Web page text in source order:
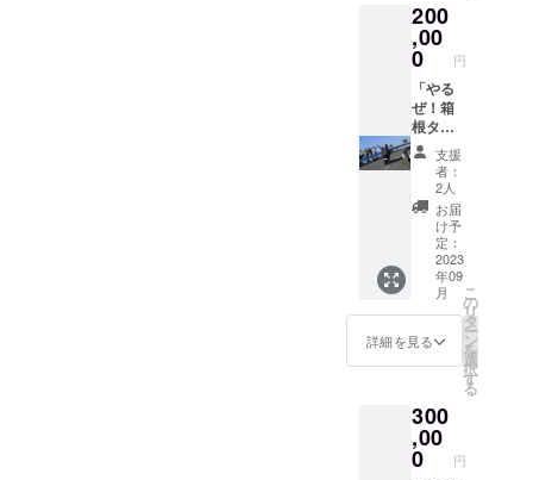
360ml
材質：
ステン
レス T
シャツ
（2023
年SSP
限定ロ
ゴ入
り） ナ
イロン
素材
S・M・
XL・
XXLの5
サイズ
展開 生
現在デ
ザイン
中のた
め、写
ひ！ ※
イベン
ト日程
は後日
決まり
ます ※
ハン
ディ
キャッ
プがあ
る方は
SSP事
務局を
通して
申し込
み後、
ご参加
となり
ますの
でご了
さい
オート
バイは
イメー
ターと
して、
１日私
たちと
一緒に
サイド
スタン
ドプロ
ジェク
トのサ
ポート
業務を
しませ
んか？
デスク
ワー
ク、イ
ベント
の準備
や片付
の軽作
業など
色々
あって
200
,00
0 円
「やる
ぜ！箱
根ター
ンパイ
ク
2023
当日
（９月
１０
日）
青木兄
弟と
ターン
パイク1
往復
ツーリ
権」(自
身で
250cc
以上の
支援
者：
2人
お届
け予
定：
2023
年09
月
詳細を見る
こ
の
リ
タ
ー
ン
を
選
択
す
る
300
,00
0 円